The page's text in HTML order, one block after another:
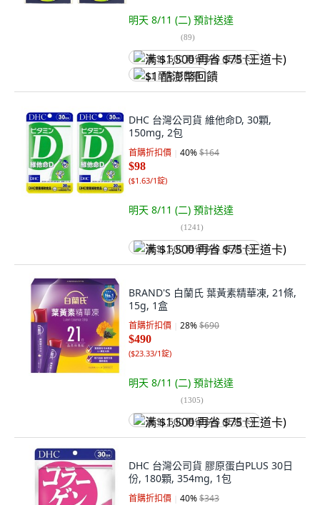
明天 8/11 (二) 預計送達
(89)
满 $1,500 再省 $75 (王道卡)
$1 酷澎幣回饋
DHC 台灣公司貨 維他命D, 30顆,
150mg, 2包
首購折扣價 40%$164
$98
($1.63/1錠)
明天 8/11 (二) 預計送達
(1241)
满 $1,500 再省 $75 (王道卡)
BRAND'S 白蘭氏 葉黃素精華凍, 21條,
15g, 1盒
首購折扣價 28%$690
$490
($23.33/1錠)
明天 8/11 (二) 預計送達
(1305)
满 $1,500 再省 $75 (王道卡)
DHC 台灣公司貨 膠原蛋白PLUS 30日
份, 180顆, 354mg, 1包
首購折扣價 40%$343